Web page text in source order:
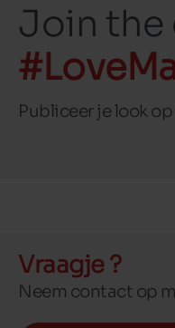
Join the
Publiceer je look
Vraagje ?
Neem contact op